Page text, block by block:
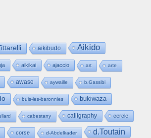
aikibudo Aikido
aikikai ajaccio art arte
awase aywaille b.Gassibi
buis-les-baronnies bukiwaza
cabestany calligraphy cercle
corse d-Abdelkader d.Toutain